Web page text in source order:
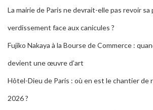
La mairie de Paris ne devrait-elle pas revoir
verdissement face aux canicules ?
Fujiko Nakaya à la Bourse de Commerce :
devient une œuvre d’art
Hôtel-Dieu de Paris : où en est le chantier de
2026 ?